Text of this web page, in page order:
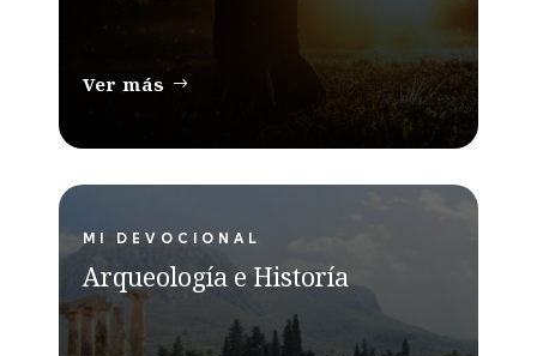
Ver más
MI DEVOCIONAL
Arqueología e Historía